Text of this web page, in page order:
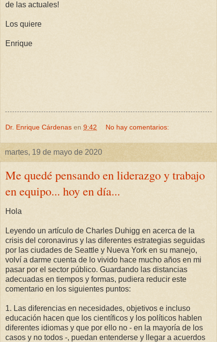
de las actuales!
Los quiere
Enrique
Dr. Enrique Cárdenas en 9:42 No hay comentarios:
martes, 19 de mayo de 2020
Me quedé pensando en liderazgo y trabajo
en equipo... hoy en día...
Hola
Leyendo un artículo de Charles Duhigg en acerca de la
crisis del coronavirus y las diferentes estrategias seguidas
por las ciudades de Seattle y Nueva York en su manejo,
volví a darme cuenta de lo vivido hace mucho años en mi
pasar por el sector público. Guardando las distancias
adecuadas en tiempos y formas, pudiera reducir este
comentario en los siguientes puntos:
1. Las diferencias en necesidades, objetivos e incluso
educación hacen que los científicos y los políticos hablen
diferentes idiomas y que por ello no - en la mayoría de los
casos y no todos -, puedan entenderse y llegar a acuerdos